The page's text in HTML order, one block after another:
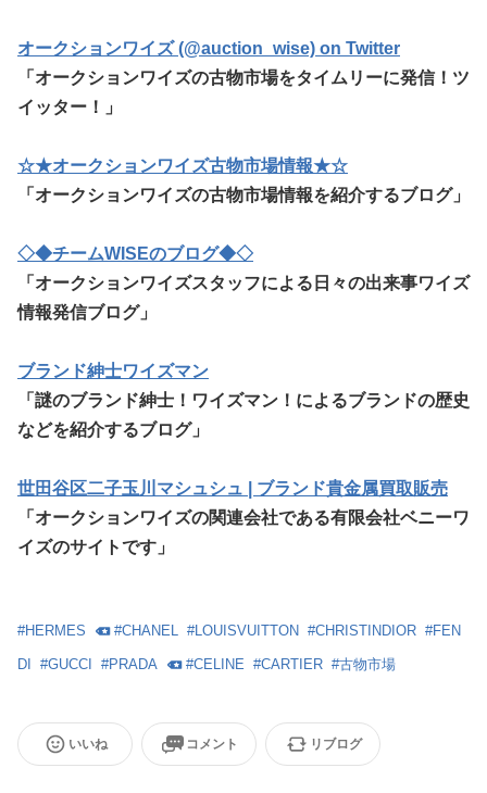
オークションワイズ (@auction_wise) on Twitter
「オークションワイズの古物市場をタイムリーに発信！ツ
イッター！」
☆★オークションワイズ古物市場情報★☆
「オークションワイズの古物市場情報を紹介するブログ」
◇◆チームWISEのブログ◆◇
「オークションワイズスタッフによる日々の出来事ワイズ
情報発信ブログ」
ブランド紳士ワイズマン
「謎のブランド紳士！ワイズマン！によるブランドの歴史
などを紹介するブログ」
世田谷区二子玉川マシュシュ | ブランド貴金属買取販売
「オークションワイズの関連会社である有限会社ベニーワ
イズのサイトです」
#HERMES #CHANEL #LOUISVUITTON #CHRISTINDIOR #FEN
DI #GUCCI #PRADA #CELINE #CARTIER #古物市場
いいね コメント リブログ